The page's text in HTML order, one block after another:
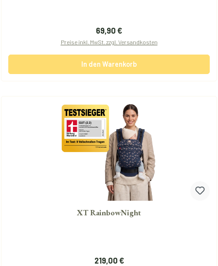
Regulärer Preis:
69,90 €
Preise inkl. MwSt. zzgl. Versandkosten
In den Warenkorb
XT RainbowNight
Regulärer Preis:
219,00 €